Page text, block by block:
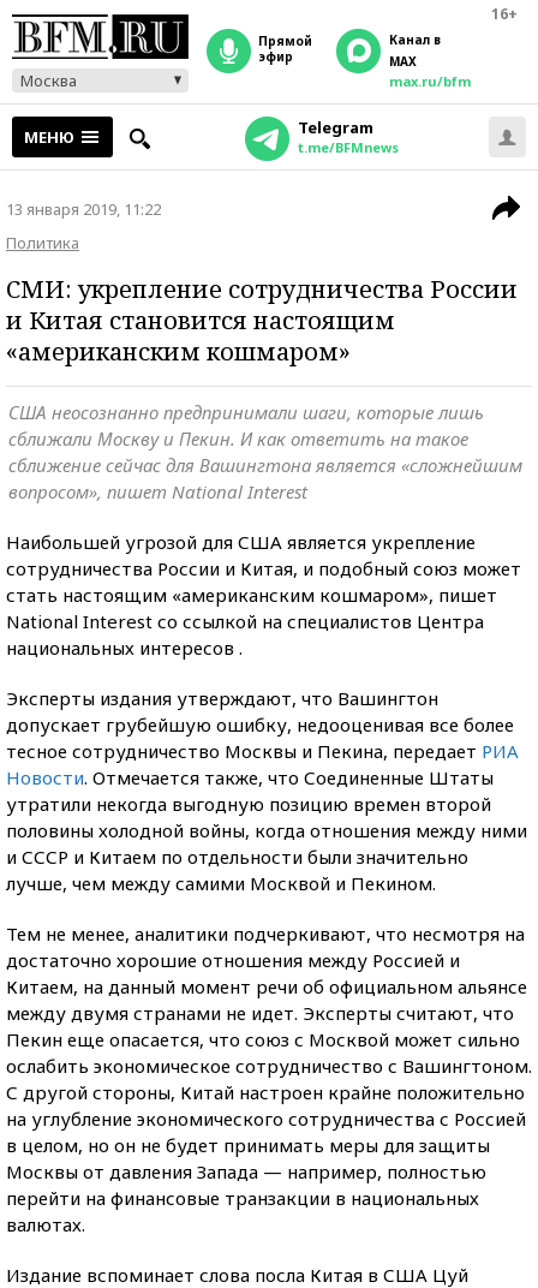
16+
Москва
прямой
эфир
Канал в
MAX
max.ru/bfm
МЕНЮ Telegram
t.me/BFMnews
13 января 2019, 11:22
Политика
СМИ: укрепление сотрудничества России
и Китая становится настоящим
«американским кошмаром»
США неосознанно предпринимали шаги, которые лишь
сближали Москву и Пекин. И как ответить на такое
сближение сейчас для Вашингтона является «сложнейшим
вопросом», пишет National Interest
Наибольшей угрозой для США является укрепление
сотрудничества России и Китая, и подобный союз может
стать настоящим «американским кошмаром», пишет
National Interest со ссылкой на специалистов Центра
национальных интересов .
Эксперты издания утверждают, что Вашингтон
допускает грубейшую ошибку, недооценивая все более
тесное сотрудничество Москвы и Пекина, передает РИА
Новости. Отмечается также, что Соединенные Штаты
утратили некогда выгодную позицию времен второй
половины холодной войны, когда отношения между ними
и СССР и Китаем по отдельности были значительно
лучше, чем между самими Москвой и Пекином.
Тем не менее, аналитики подчеркивают, что несмотря на
достаточно хорошие отношения между Россией и
Китаем, на данный момент речи об официальном альянсе
между двумя странами не идет. Эксперты считают, что
Пекин еще опасается, что союз с Москвой может сильно
ослабить экономическое сотрудничество с Вашингтоном.
С другой стороны, Китай настроен крайне положительно
на углубление экономического сотрудничества с Россией
в целом, но он не будет принимать меры для защиты
Москвы от давления Запада — например, полностью
перейти на финансовые транзакции в национальных
валютах.
Издание вспоминает слова посла Китая в США Цуй